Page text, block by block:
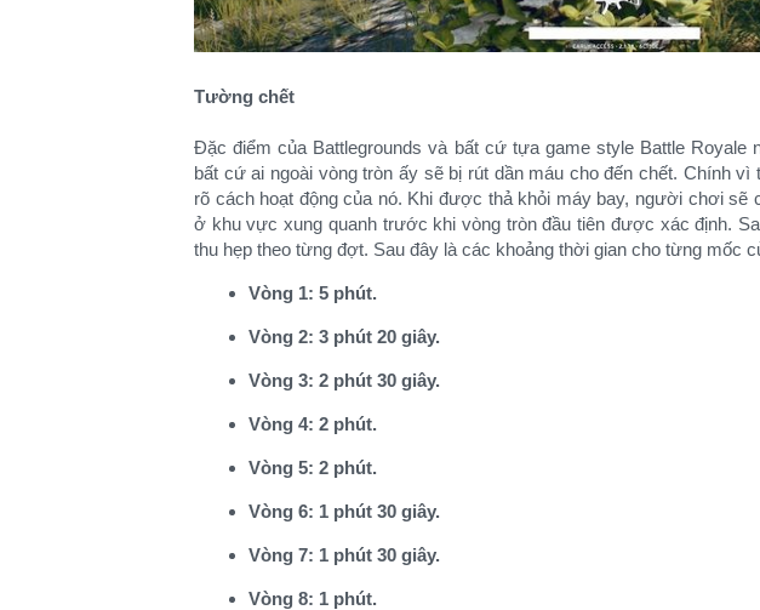
Tường chết
Đặc điểm của Battlegrounds và bất cứ tựa game style Battle Royale
bất cứ ai ngoài vòng tròn ấy sẽ bị rút dần máu cho đến chết. Chính
rõ cách hoạt động của nó. Khi được thả khỏi máy bay, người chơi sẽ
ở khu vực xung quanh trước khi vòng tròn đầu tiên được xác định.
thu hẹp theo từng đợt. Sau đây là các khoảng thời gian cho từng mốc
Vòng 1: 5 phút.
Vòng 2: 3 phút 20 giây.
Vòng 3: 2 phút 30 giây.
Vòng 4: 2 phút.
Vòng 5: 2 phút.
Vòng 6: 1 phút 30 giây.
Vòng 7: 1 phút 30 giây.
Vòng 8: 1 phút.